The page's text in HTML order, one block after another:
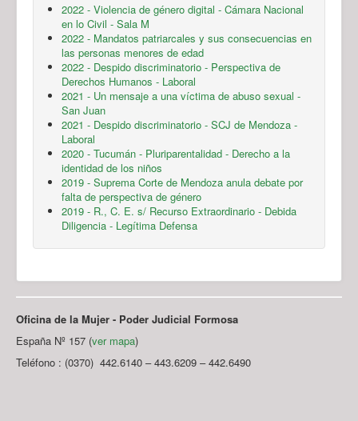
2022 - Violencia de género digital - Cámara Nacional
en lo Civil - Sala M
2022 - Mandatos patriarcales y sus consecuencias en
las personas menores de edad
2022 - Despido discriminatorio - Perspectiva de
Derechos Humanos - Laboral
2021 - Un mensaje a una víctima de abuso sexual -
San Juan
2021 - Despido discriminatorio - SCJ de Mendoza -
Laboral
2020 - Tucumán - Pluriparentalidad - Derecho a la
identidad de los niños
2019 - Suprema Corte de Mendoza anula debate por
falta de perspectiva de género
2019 - R., C. E. s/ Recurso Extraordinario - Debida
Diligencia - Legítima Defensa
Oficina de la Mujer - Poder Judicial Formosa
España Nº 157 (ver mapa)
Teléfono : (0370) 442.6140 – 443.6209 – 442.6490